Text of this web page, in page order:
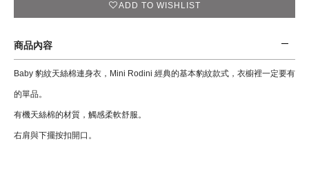
ADD TO WISHLIST
商品內容
Baby 豹紋天絲棉連身衣，Mini Rodini 經典的基本豹紋款式，衣櫥裡一定要有
的單品。
有機天絲棉的材質，觸感柔軟舒服。
右肩與下擺按扣開口。